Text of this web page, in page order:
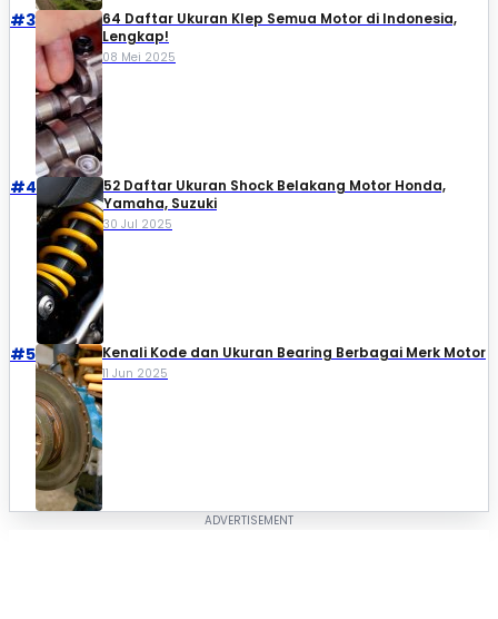
#3
64 Daftar Ukuran Klep Semua Motor di Indonesia,
Lengkap!
08 Mei 2025
#4
52 Daftar Ukuran Shock Belakang Motor Honda,
Yamaha, Suzuki​
30 Jul 2025
#5 Kenali Kode dan Ukuran Bearing Berbagai Merk Motor
11 Jun 2025